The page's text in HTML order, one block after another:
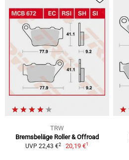
TRW
Bremsbeläge Roller & Offroad
UVP 22,43 €2 20,19 €1